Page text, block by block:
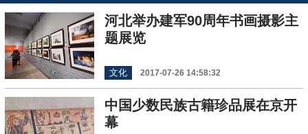
河北举办建军90周年书画摄影主
题展览
文化 2017-07-26 14:58:32
中国少数民族古籍珍品展在京开
幕